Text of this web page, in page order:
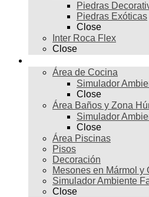
Piedras
Piedras Exóticas
Close
Inter Roca Flex
Close
Área de Cocina
Simulador
Close
Área Baños y Zona
Simulador
Close
Área Piscinas
Pisos
Decoración
Mesones en Mármol y
Simulador Ambiente
Close